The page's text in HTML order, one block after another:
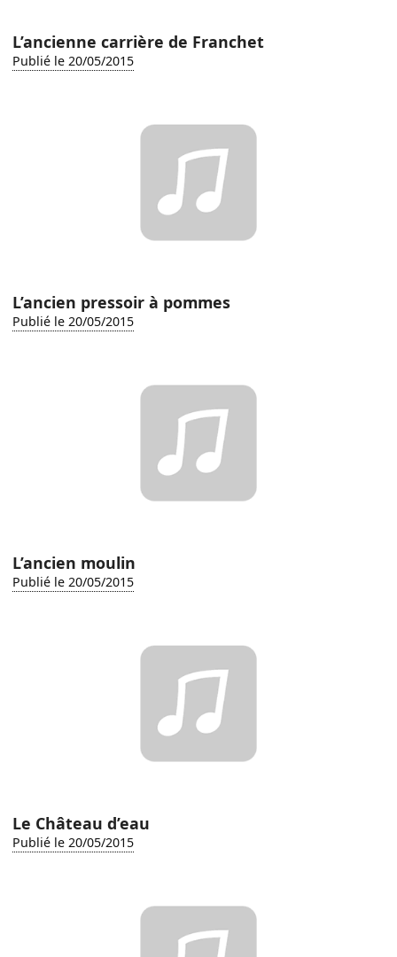
L’ancienne carrière de Franchet
Publié le 20/05/2015
L’ancien pressoir à pommes
Publié le 20/05/2015
L’ancien moulin
Publié le 20/05/2015
Le Château d’eau
Publié le 20/05/2015